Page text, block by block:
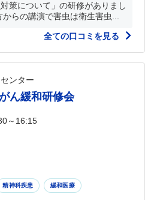
策について」の研修がありまし
らの講演で害虫は衛生害虫...
全ての口コミを見る
ンター
ん緩和研修会
～16:15
精神科疾患 緩和医療